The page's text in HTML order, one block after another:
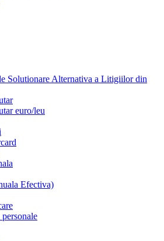
Solutionare Alternativa a Litigiilor din
euro/leu
Efectiva)